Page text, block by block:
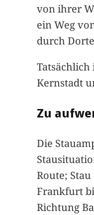
von ihrer
ein Weg
durch
Kernstadt
Zu
Die
Route;
Frankfurt
Richtung